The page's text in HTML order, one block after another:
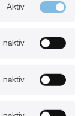
Aktiv
Inaktiv
Inaktiv